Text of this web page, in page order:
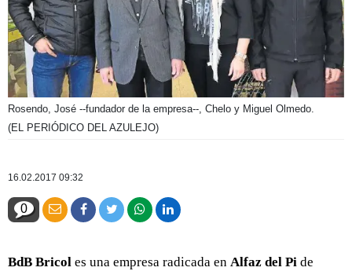
Rosendo, José --fundador de la empresa--, Chelo y Miguel Olmedo.
(EL PERIÓDICO DEL AZULEJO)
16.02.2017 09:32
0
BdB Bricol es una empresa radicada en Alfaz del Pi de